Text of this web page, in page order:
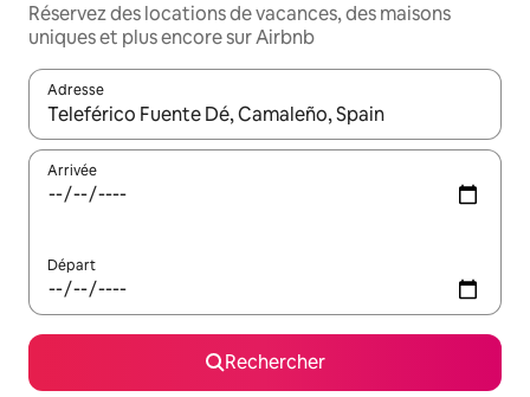
Réservez des locations de vacances, des maisons
uniques et plus encore sur Airbnb
Adresse
Lorsque les résultats s'affichent, utilisez les flèches vers le
Arrivée
Départ
Rechercher